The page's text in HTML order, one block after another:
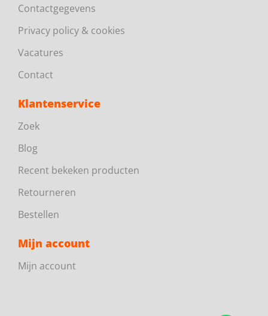
Contactgegevens
Privacy policy & cookies
Vacatures
Contact
Klantenservice
Zoek
Blog
Recent bekeken producten
Retourneren
Bestellen
Mijn account
Mijn account